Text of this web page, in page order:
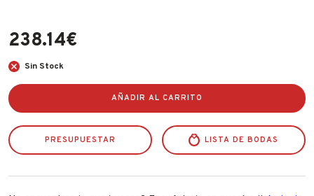
Contacto
238.14€
Sin Stock
AÑADIR AL CARRITO
PRESUPUESTAR LISTA DE BODAS